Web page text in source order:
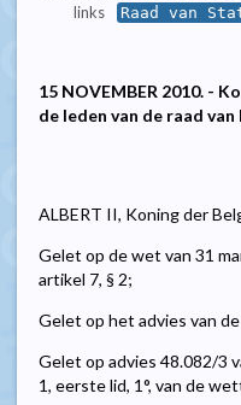
links Raad van
15 NOVEMBER 2010. -
de leden van de raad
ALBERT II, Koning der
Gelet op de wet van 31
artikel 7, § 2;
Gelet op het advies van
Gelet op advies 48.082/3
1, eerste lid, 1°, van de